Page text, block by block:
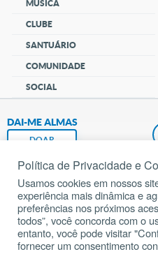
MÚSICA
CLUBE
SANTUÁRIO
COMUNIDADE
SOCIAL
DAI-ME ALMAS
DOAR
Fundação João
Pedido de
Mapa do site
Política de Privacidade e
Usamos cookies em nossos
experiência mais dinâmica e
preferências nos próximos
todos”, você concorda com o
entanto, você pode visitar
fornecer um consentimento